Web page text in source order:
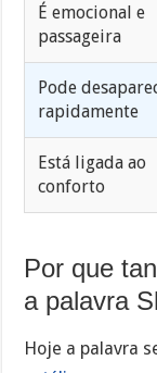
É emocional e
passageira
Pode
rapidamente
Está ligada ao
conforto
Por que
a palavra
Hoje a palavra